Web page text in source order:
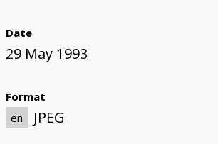
Date
29 May 1993
Format
en
JPEG